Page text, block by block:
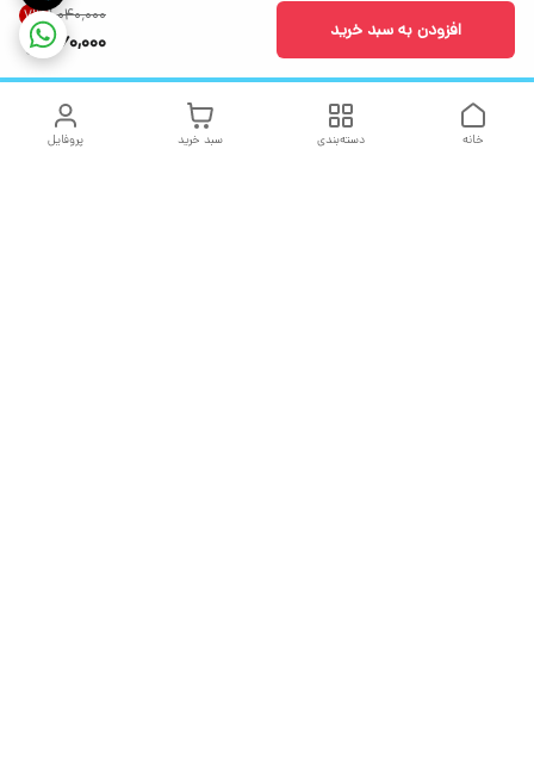
۱٬۰۴۰٬۰۰۰ 7%
960,000 افزودن به سبد خرید
پروفایل سبد خرید دسته‌بندی خانه